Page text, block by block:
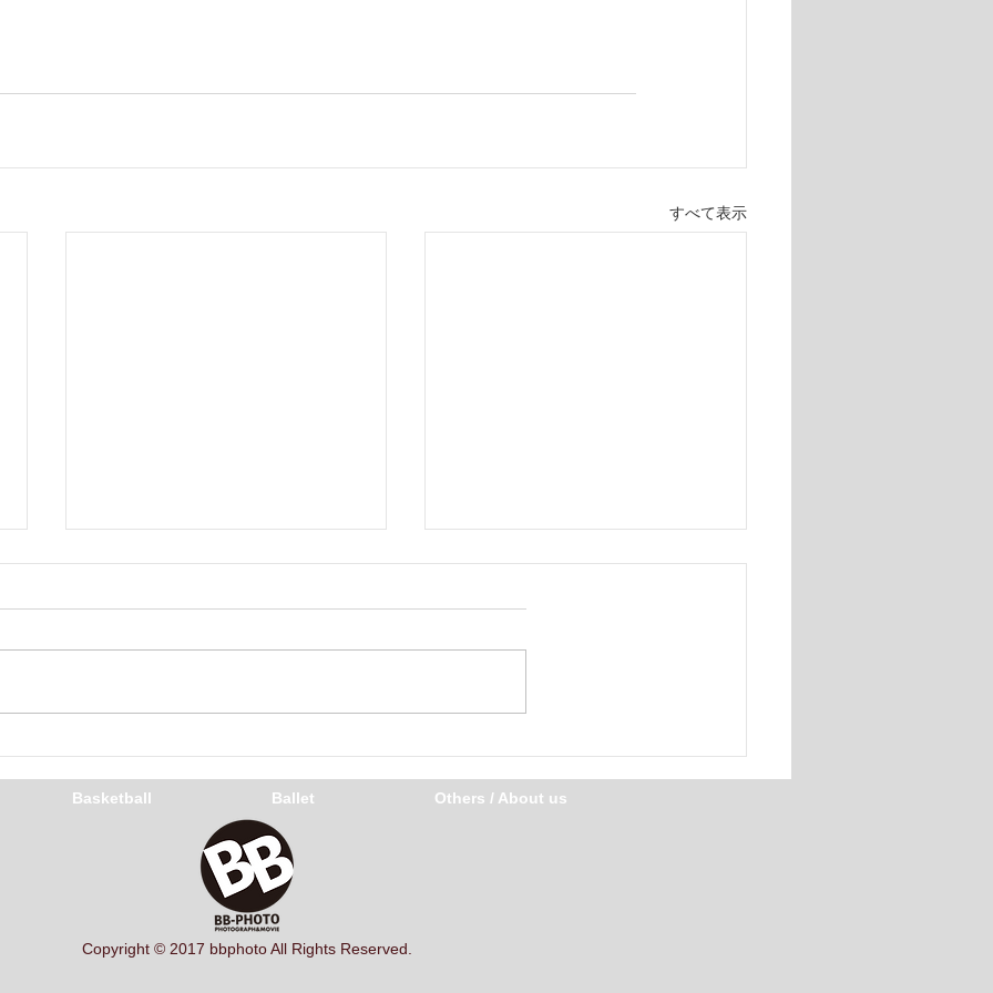
すべて表示
いま、食育
Basketball Ballet Others / About us
Copyright © 2017 bbphoto All Rights Reserved.